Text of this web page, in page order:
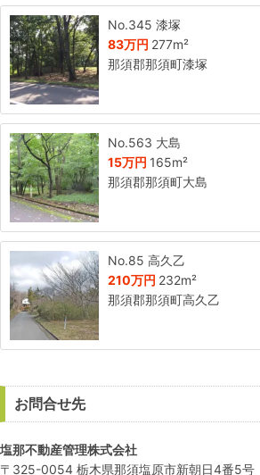
No.345 漆塚
83万円 277m²
那須郡那須町漆塚
No.563 大島
15万円 165m²
那須郡那須町大島
No.85 高久乙
210万円 232m²
那須郡那須町高久乙
お問合せ先
塩那不動産管理株式会社
〒325-0054 栃木県那須塩原市新朝日4番5号